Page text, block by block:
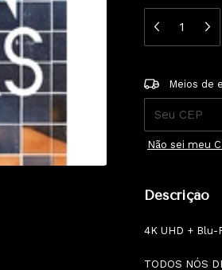
Entregas para o
Meios de
Não sei meu
Descrição
4K UHD + Blu-
TODOS NÓS